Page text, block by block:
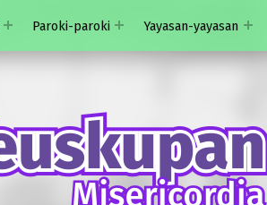
Paroki-paroki Yayasan-yayasan